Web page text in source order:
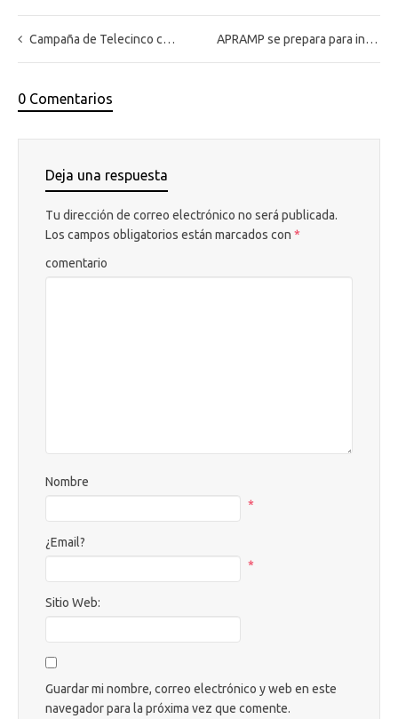
Campaña de Telecinco contra la trata de seres humanos APRAMP se prepara para iniciar el proceso de certificación de calidad
0 Comentarios
Deja una respuesta
Tu dirección de correo electrónico no será publicada.
Los campos obligatorios están marcados con *
comentario
Nombre
*
¿Email?
*
Sitio Web:
Guardar mi nombre, correo electrónico y web en este
navegador para la próxima vez que comente.